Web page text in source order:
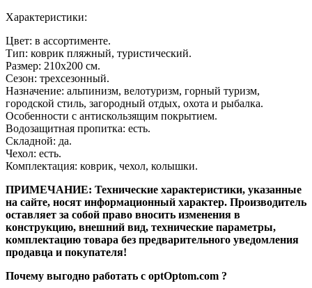
Характеристики:
Цвет: в ассортименте.
Тип: коврик пляжный, туристический.
Размер: 210х200 см.
Сезон: трехсезонный.
Назначение: альпинизм, велотуризм, горный туризм,
городской стиль, загородный отдых, охота и рыбалка.
Особенности с антискользящим покрытием.
Водозащитная пропитка: есть.
Складной: да.
Чехол: есть.
Комплектация: коврик, чехол, колышки.
ПРИМЕЧАНИЕ: Технические характеристики, указанные
на сайте, носят информационный характер. Производитель
оставляет за собой право вносить изменения в
конструкцию, внешний вид, технические параметры,
комплектацию товара без предварительного уведомления
продавца и покупателя!
Почему выгодно работать с optOptom.com ?